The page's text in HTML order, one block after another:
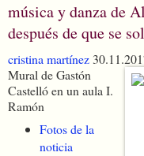
música y danza de
después de que se
cristina martínez
Mural de Gastón
Castelló en un aulaI.
Ramón
Fotos de la
noticia